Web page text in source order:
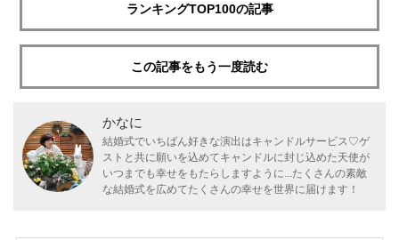
ランキングTOP100の記事
この記事をもう一度読む
かなに
結婚式でいちばん好きな演出はキャンドルサービス♡ゲ
ストと共に願いを込めてキャンドルに封じ込めた天使が
いつまでも幸せをもたらしますように...たくさんの素敵
な結婚式を広めてたくさんの幸せを世界に届けます！